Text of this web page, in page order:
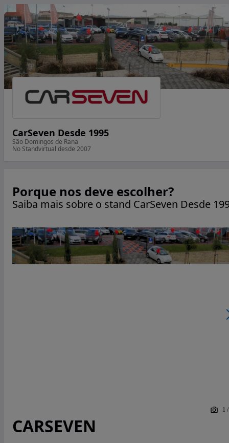
CarSeven Desde 1995
São Domingos de Rana
No Standvirtual desde 2007
Porque nos deve escolher?
Saiba mais sobre o stand CarSeven Desde
1
CARSEVEN